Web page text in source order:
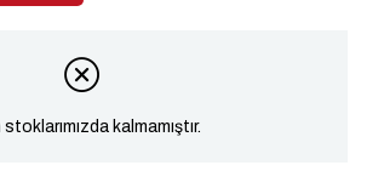
kalmamıştır.